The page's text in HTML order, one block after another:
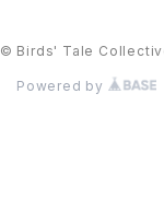
© Birds' Tale
Powered by